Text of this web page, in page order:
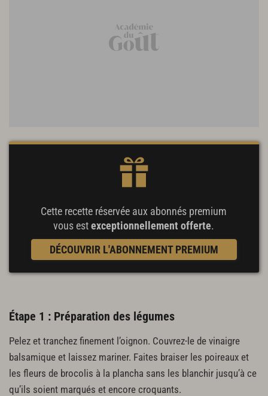
Cette recette réservée aux abonnés premium
vous estexceptionnellement offerte.
DÉCOUVRIR L'ABONNEMENT PREMIUM
Étape 1 : Préparation des légumes
Pelez et tranchez finement l’oignon. Couvrez-le de vinaigre
balsamique et laissez mariner. Faites braiser les poireaux et
les fleurs de brocolis à la plancha sans les blanchir jusqu’à ce
qu’ils soient marqués et encore croquants.